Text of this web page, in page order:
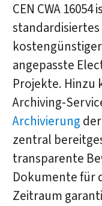
CEN CWA
angepasste
Projekte. Hinzu
Archiving-
Archivierung
zentral
transparente
Dokumente für
Zeitraum